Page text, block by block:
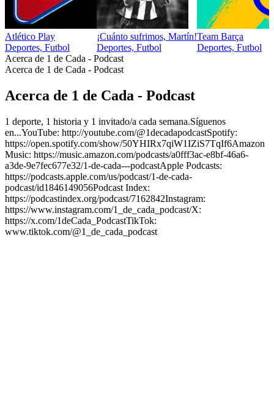
Atlético Play
Deportes, Futbol
¡Cuánto sufrimos, Martín!
Deportes, Futbol
Team Barça
Deportes, Futbol
Acerca de 1 de Cada - Podcast
Acerca de 1 de Cada - Podcast
Acerca de 1 de Cada - Podcast
1 deporte, 1 historia y 1 invitado/a cada semana.Síguenos
en...YouTube: http://youtube.com/@1decadapodcast⁩Spotify:
https://open.spotify.com/show/50YHIRx7qiW1IZiS7TqIf6Amazon
Music: https://music.amazon.com/podcasts/a0fff3ac-e8bf-46a6-
a3de-9e7fec677e32/1-de-cada---podcastApple Podcasts:
https://podcasts.apple.com/us/podcast/1-de-cada-
podcast/id1846149056Podcast Index:
https://podcastindex.org/podcast/7162842Instagram:
https://www.instagram.com/1_de_cada_podcast/X:
https://x.com/1deCada_PodcastTikTok:
www.tiktok.com/@1_de_cada_podcast